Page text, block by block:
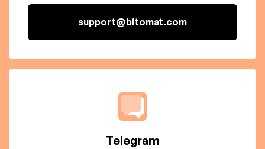
support@bitomat.com
Telegram